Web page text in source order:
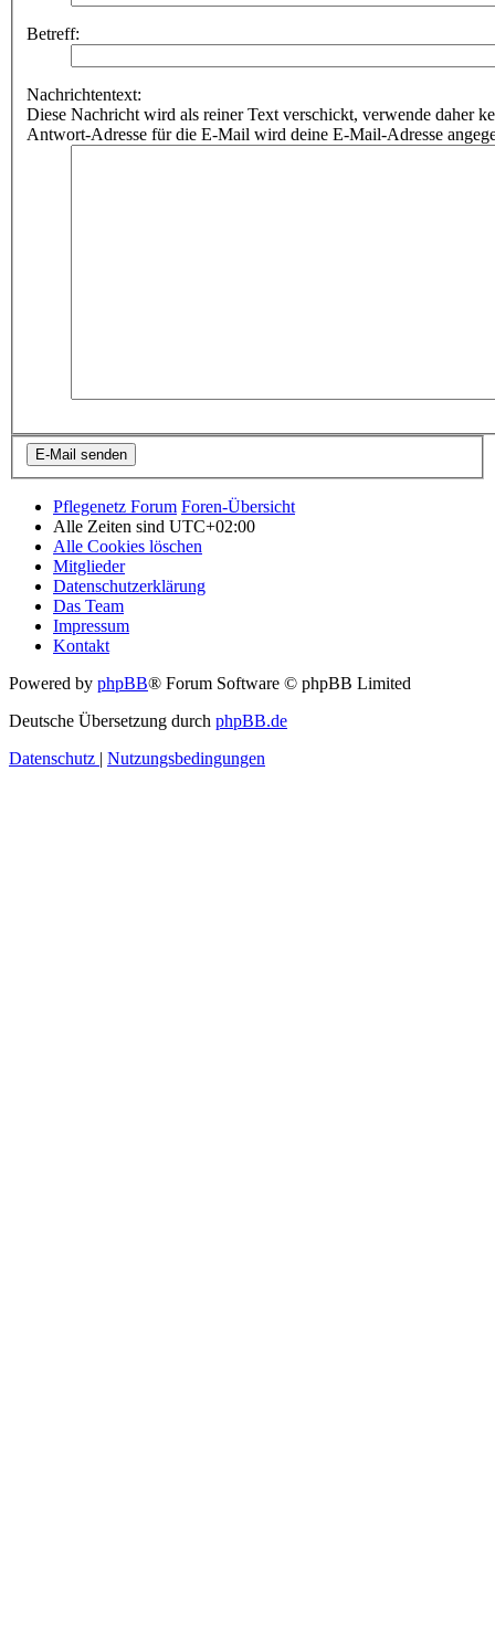
Betreff:
Nachrichtentext:
Diese Nachricht wird als reiner Text verschickt, verwende daher
Antwort-Adresse für die E-Mail wird deine E-Mail-Adresse
Pflegenetz Forum Foren-Übersicht
Alle Zeiten sind UTC+02:00
Alle Cookies löschen
Mitglieder
Datenschutzerklärung
Das Team
Impressum
Kontakt
Powered by phpBB® Forum Software © phpBB Limited
Deutsche Übersetzung durch phpBB.de
Datenschutz
Nutzungsbedingungen